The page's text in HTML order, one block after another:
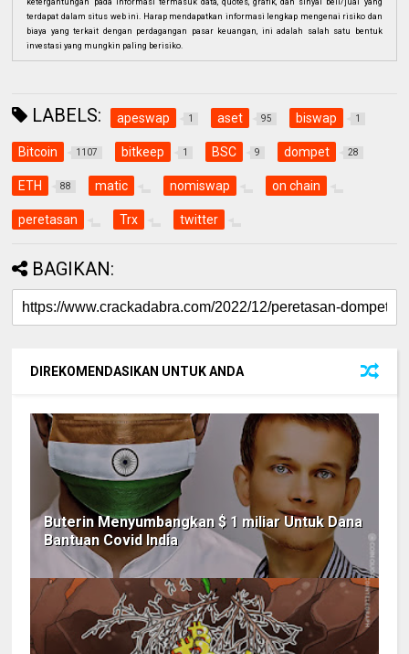
ketergantungan pada informasi termasuk data, quotes, grafik, dan sinyal beli/jual yang
terdapat dalam situs web ini. Harap mendapatkan informasi lengkap mengenai risiko dan
biaya yang terkait dengan perdagangan pasar keuangan, ini adalah salah satu bentuk
investasi yang mungkin paling berisiko.
LABELS: apeswap 1 aset 95 biswap 1
Bitcoin 1107 bitkeep 1 BSC 9 dompet 28
ETH 88 matic nomiswap on chain
peretasan Trx twitter
BAGIKAN:
DIREKOMENDASIKAN UNTUK ANDA
Buterin Menyumbangkan $ 1 miliar Untuk Dana
Bantuan Covid India